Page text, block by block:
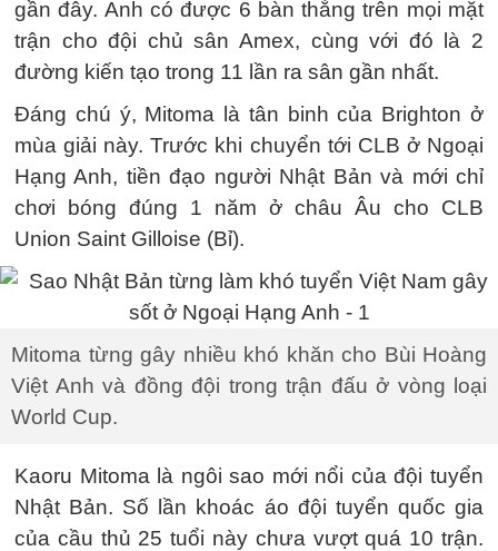
gần đây. Anh có được 6 bàn thắng trên mọi mặt
trận cho đội chủ sân Amex, cùng với đó là 2
đường kiến tạo trong 11 lần ra sân gần nhất.
Đáng chú ý, Mitoma là tân binh của Brighton ở
mùa giải này. Trước khi chuyển tới CLB ở Ngoại
Hạng Anh, tiền đạo người Nhật Bản và mới chỉ
chơi bóng đúng 1 năm ở châu Âu cho CLB
Union Saint Gilloise (Bỉ).
Mitoma từng gây nhiều khó khăn cho Bùi Hoàng
Việt Anh và đồng đội trong trận đấu ở vòng loại
World Cup.
Kaoru Mitoma là ngôi sao mới nổi của đội tuyển
Nhật Bản. Số lần khoác áo đội tuyển quốc gia
của cầu thủ 25 tuổi này chưa vượt quá 10 trận.